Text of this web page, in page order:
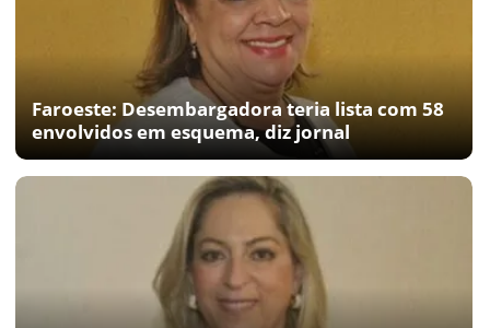
Faroeste: Desembargadora teria lista com 58
envolvidos em esquema, diz jornal